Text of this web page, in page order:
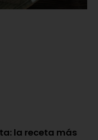
la receta más